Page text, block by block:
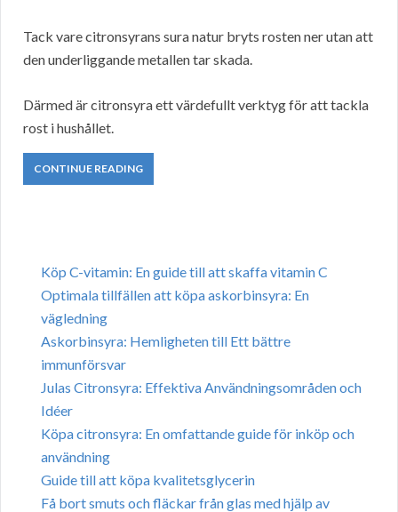
Tack vare citronsyrans sura natur bryts rosten ner utan att
den underliggande metallen tar skada.
Därmed är citronsyra ett värdefullt verktyg för att tackla
rost i hushållet.
CONTINUE READING
Köp C-vitamin: En guide till att skaffa vitamin C
Optimala tillfällen att köpa askorbinsyra: En
vägledning
Askorbinsyra: Hemligheten till Ett bättre
immunförsvar
Julas Citronsyra: Effektiva Användningsområden och
Idéer
Köpa citronsyra: En omfattande guide för inköp och
användning
Guide till att köpa kvalitetsglycerin
Få bort smuts och fläckar från glas med hjälp av